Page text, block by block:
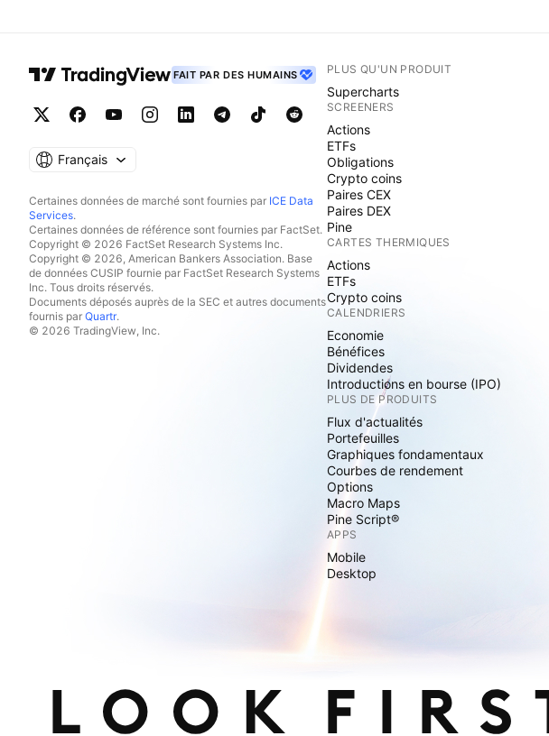
FAIT PAR DES HUMAINS
Français
Certaines données de marché sont fournies par ICE Data
Services.
Certaines données de référence sont fournies par FactSet.
Copyright © 2026 FactSet Research Systems Inc.
Copyright © 2026, American Bankers Association. Base
de données CUSIP fournie par FactSet Research Systems
Inc. Tous droits réservés.
Documents déposés auprès de la SEC et autres documents
fournis par Quartr.
© 2026 TradingView, Inc.
PLUS QU'UN PRODUIT
Supercharts
SCREENERS
Actions
ETFs
Obligations
Crypto coins
Paires CEX
Paires DEX
Pine
CARTES THERMIQUES
Actions
ETFs
Crypto coins
CALENDRIERS
Economie
Bénéfices
Dividendes
Introductions en bourse (IPO)
PLUS DE PRODUITS
Flux d'actualités
Portefeuilles
Graphiques fondamentaux
Courbes de rendement
Options
Macro Maps
Pine Script®
APPS
Mobile
Desktop